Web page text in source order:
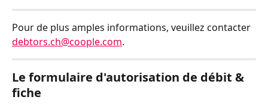
Pour de plus amples informations, veuillez contacter
debtors.ch@coople.com.
Le formulaire d'autorisation de débit &
fiche